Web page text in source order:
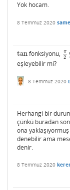
Yok hocam.
8 Temmuz 2020
tan
tan fonksiyonu, π
2
π2
eşleyebilir mi?
8 Temmuz 2020
Herhangi bir
çünkü buradan
ona
denebilir ama
denir.
8 Temmuz 2020